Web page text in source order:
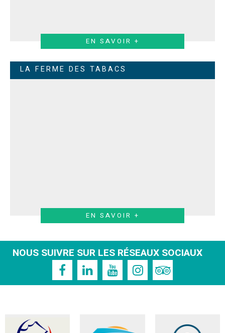
EN SAVOIR +
LA FERME DES TABACS
EN SAVOIR +
NOUS SUIVRE SUR LES RÉSEAUX SOCIAUX